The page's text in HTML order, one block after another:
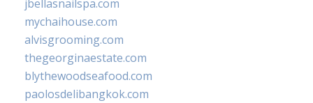
jbellasnailspa.com
mychaihouse.com
alvisgrooming.com
thegeorginaestate.com
blythewoodseafood.com
paolosdelibangkok.com